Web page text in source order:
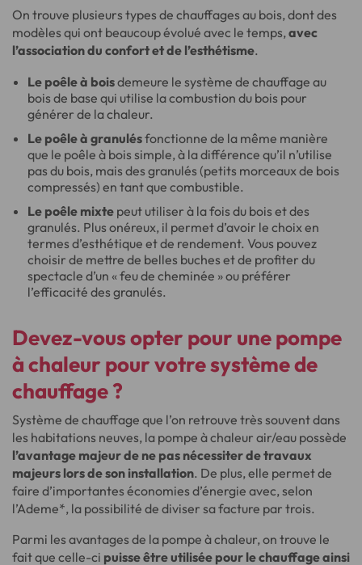
On trouve plusieurs types de chauffages au bois, dont des
modèles qui ont beaucoup évolué avec le temps, avec
l’association du confort et de l’esthétisme.
Le poêle à boisdemeure le système de chauffage au
bois de base qui utilise la combustion du bois pour
générer de la chaleur.
Le poêle à granulésfonctionne de la même manière
que le poêle à bois simple, à la différence qu’il n’utilise
pas du bois, mais des granulés (petits morceaux de bois
compressés) en tant que combustible.
Le poêle mixte peut utiliser à la fois du bois et des
granulés. Plus onéreux, il permet d’avoir le choix en
termes d’esthétique et de rendement. Vous pouvez
choisir de mettre de belles buches et de profiter du
spectacle d’un « feu de cheminée » ou préférer
l’efficacité des granulés.
Devez-vous opter pour une pompe
à chaleur pour votre système de
chauffage ?
Système de chauffage que l’on retrouve très souvent dans
les habitations neuves, la pompe à chaleur air/eau possède
l’avantage majeur de ne pas nécessiter de travaux
majeurs lors de son installation. De plus, elle permet de
faire d’importantes économies d’énergie avec, selon
l’Ademe*, la possibilité de diviser sa facture par trois.
Parmi les avantages de la pompe à chaleur, on trouve le
fait que celle-ci puisse être utilisée pour le chauffage ainsi